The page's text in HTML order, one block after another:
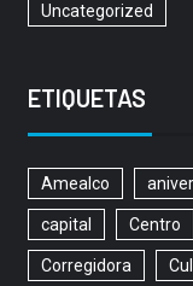
Uncategorized
ETIQUETAS
Amealco
capital Centro
Corregidora